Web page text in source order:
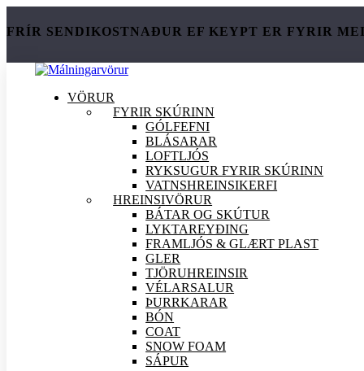
FRÍR SENDIKOSTNAÐUR EF KEYPT ER FYRIR
VÖRUR
FYRIR SKÚRINN
GÓLFEFNI
BLÁSARAR
LOFTLJÓS
RYKSUGUR FYRIR SKÚRINN
VATNSHREINSIKERFI
HREINSIVÖRUR
BÁTAR OG SKÚTUR
LYKTAREYÐING
FRAMLJÓS & GLÆRT PLAST
GLER
TJÖRUHREINSIR
VÉLARSALUR
ÞURRKARAR
BÓN
COAT
SNOW FOAM
SÁPUR